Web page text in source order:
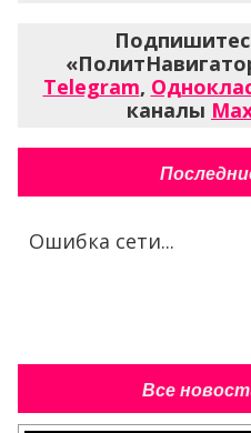
Telegram,
каналы
Ошибка сети...
Все